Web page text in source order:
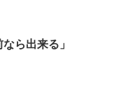
ら出来る」